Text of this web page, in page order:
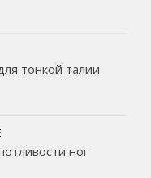
тонкой талии
ног